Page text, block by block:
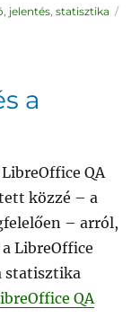
, jelentés, statisztika
a
QA
közzé – a
– arról,
LibreOffice
statisztika
QA